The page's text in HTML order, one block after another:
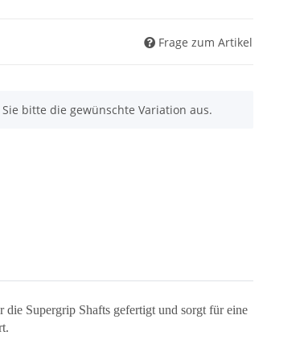
Frage zum Artikel
bitte die gewünschte Variation aus.
Supergrip Shafts gefertigt und sorgt für eine